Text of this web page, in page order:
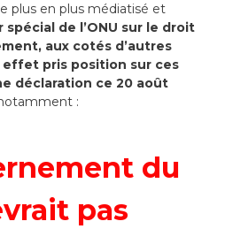
plus en plus médiatisé et
spécial de l’ONU sur le droit
aux cotés d’autres
effet pris position sur ces
déclaration ce 20 août
:
du
pas